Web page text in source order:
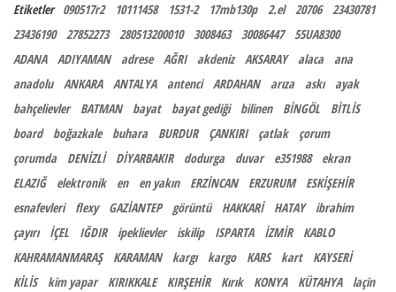
Etiketler 090517r2 10111458 1531-2 17mb130p 2.el 20706
23430781
23436190
27852273 280513200010 3008463 30086447
55UA8300
ADANA
ADIYAMAN adrese AĞRI akdeniz AKSARAY alaca
ana
anadolu
ANKARA ANTALYA antenci ARDAHAN arıza askı
ayak
bahçelievler
BATMAN bayat bayat gediği bilinen BİNGÖL
BİTLİS
board
boğazkale buhara BURDUR ÇANKIRI çatlak
çorum
çorumda
DENİZLİ DİYARBAKIR dodurga duvar e351988
ekran
ELAZIĞ
elektronik en en yakın ERZİNCAN ERZURUM
ESKİŞEHİR
esnafevleri
flexy GAZİANTEP görüntü HAKKARİ HATAY
ibrahim
çayırı
İÇEL IĞDIR ipeklievler iskilip ISPARTA İZMİR
KABLO
KAHRAMANMARAŞ
KARAMAN kargı kargo KARS kart
KAYSERİ
KİLİS
kim yapar KIRIKKALE KIRŞEHİR Kırık KONYA KÜTAHYA
laçin